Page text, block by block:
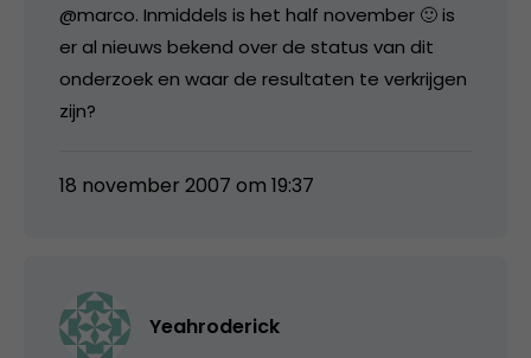
@marco. Inmiddels is het half november 🙂 is
er al nieuws bekend over de status van dit
onderzoek en waar de resultaten te verkrijgen
zijn?
18 november 2007 om 19:37
Yeahroderick